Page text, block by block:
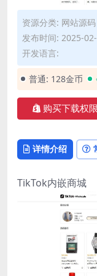
资源分类: 网站源码
发布时间: 2025-
开发语言:
普通: 128金币
购买下载权限
详情介绍
TikTok内嵌商城